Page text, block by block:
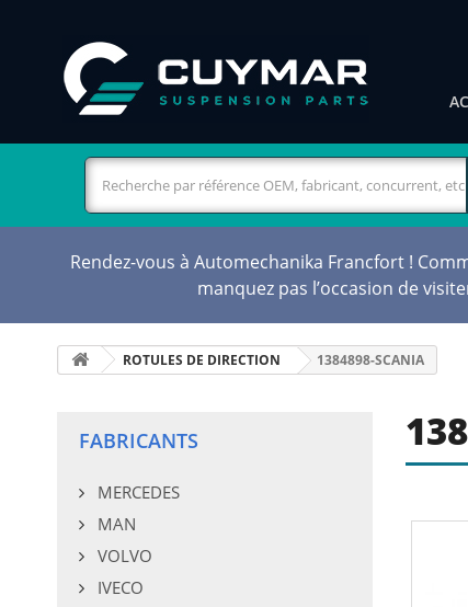
Rendez-vous à Automechanika Francfort !
manquez pas l’occasion de
ROTULES DE DIRECTION 1384898-SCANIA
FABRICANTS
MERCEDES
MAN
VOLVO
IVECO